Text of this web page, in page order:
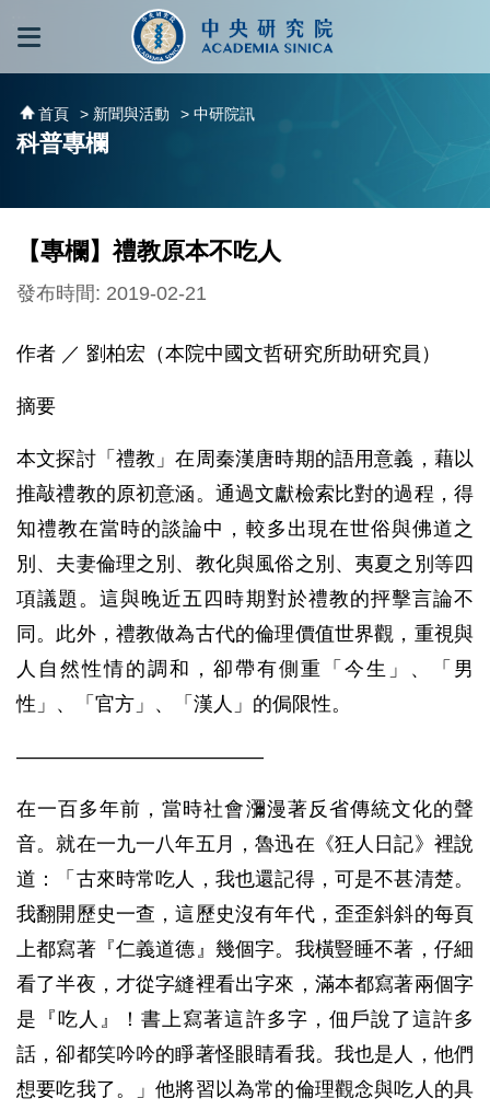
跳到主要內容區塊
首頁 > 新聞與活動 > 中研院訊
科普專欄
【專欄】禮教原本不吃人
發布時間: 2019-02-21
作者 ／ 劉柏宏（本院中國文哲研究所助研究員）
摘要
本文探討「禮教」在周秦漢唐時期的語用意義，藉以
推敲禮教的原初意涵。通過文獻檢索比對的過程，得
知禮教在當時的談論中，較多出現在世俗與佛道之
別、夫妻倫理之別、教化與風俗之別、夷夏之別等四
項議題。這與晚近五四時期對於禮教的抨擊言論不
同。此外，禮教做為古代的倫理價值世界觀，重視與
人自然性情的調和，卻帶有側重「今生」、「男
性」、「官方」、「漢人」的侷限性。
————————————–
在一百多年前，當時社會瀰漫著反省傳統文化的聲
音。就在一九一八年五月，魯迅在《狂人日記》裡說
道：「古來時常吃人，我也還記得，可是不甚清楚。
我翻開歷史一查，這歷史沒有年代，歪歪斜斜的每頁
上都寫著『仁義道德』幾個字。我橫豎睡不著，仔細
看了半夜，才從字縫裡看出字來，滿本都寫著兩個字
是『吃人』！書上寫著這許多字，佃戶說了這許多
話，卻都笑吟吟的睜著怪眼睛看我。我也是人，他們
想要吃我了。」他將習以為常的倫理觀念與吃人的具